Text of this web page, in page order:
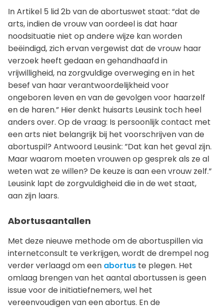
In Artikel 5 lid 2b van de abortuswet staat: “dat de
arts, indien de vrouw van oordeel is dat haar
noodsituatie niet op andere wijze kan worden
beëindigd, zich ervan vergewist dat de vrouw haar
verzoek heeft gedaan en gehandhaafd in
vrijwilligheid, na zorgvuldige overweging en in het
besef van haar verantwoordelijkheid voor
ongeboren leven en van de gevolgen voor haarzelf
en de haren.” Hier denkt huisarts Leusink toch heel
anders over. Op de vraag: Is persoonlijk contact met
een arts niet belangrijk bij het voorschrijven van de
abortuspil? Antwoord Leusink: ”Dat kan het geval zijn.
Maar waarom moeten vrouwen op gesprek als ze al
weten wat ze willen? De keuze is aan een vrouw zelf.”
Leusink lapt de zorgvuldigheid die in de wet staat,
aan zijn laars.
Abortusaantallen
Met deze nieuwe methode om de abortuspillen via
internetconsult te verkrijgen, wordt de drempel nog
verder verlaagd om een abortus te plegen. Het
omlaag brengen van het aantal abortussen is geen
issue voor de initiatiefnemers, wel het
vereenvoudigen van een abortus. En de